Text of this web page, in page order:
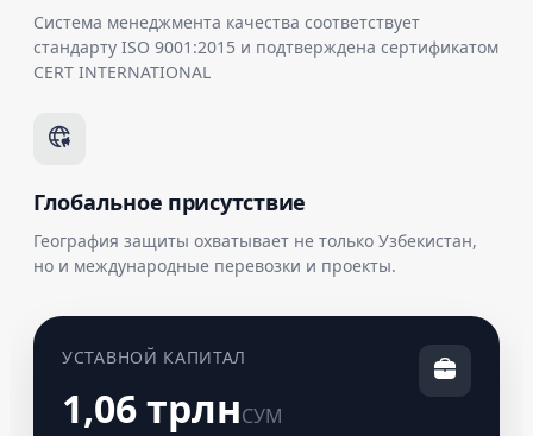
Система менеджмента качества соответствует
стандарту ISO 9001:2015 и подтверждена сертификатом
CERT INTERNATIONAL
Глобальное присутствие
География защиты охватывает не только Узбекистан,
но и международные перевозки и проекты.
УСТАВНОЙ КАПИТАЛ
1,06 трлнСУМ